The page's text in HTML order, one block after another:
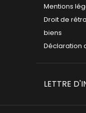
Mentions
Droit de
biens
Déclaration
LETTRE